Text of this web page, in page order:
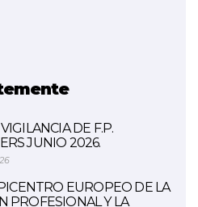
DE F.P.
JUNIO 2026.
EUROPEO DE LA
PROFESIONAL Y LA